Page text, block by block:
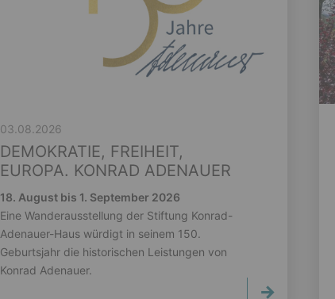
03.08.2026
DEMOKRATIE, FREIHEIT,
EUROPA. KONRAD ADENAUER
18. August bis 1. September 2026
Eine Wanderausstellung der Stiftung Konrad-
Adenauer-Haus würdigt in seinem 150.
Geburtsjahr die historischen Leistungen von
Konrad Adenauer.